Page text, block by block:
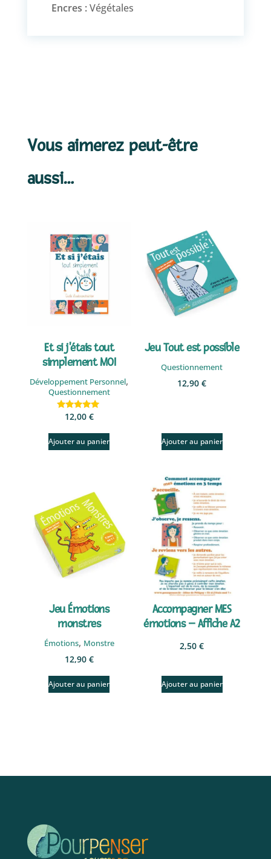
Encres :Végétales
Vous aimerez peut-être
aussi…
Et si j'étais tout
simplement MOI
Développement Personnel,
Questionnement
Note
sur 5
12,00 €
Ajouter au panier
Jeu Tout est possible
Questionnement
12,90€
Ajouter au panier
Jeu Émotions
monstres
Émotions, Monstre
12,90 €
Ajouter au panier
Accompagner MES
émotions – Affiche A2
2,50€
Ajouter au panier